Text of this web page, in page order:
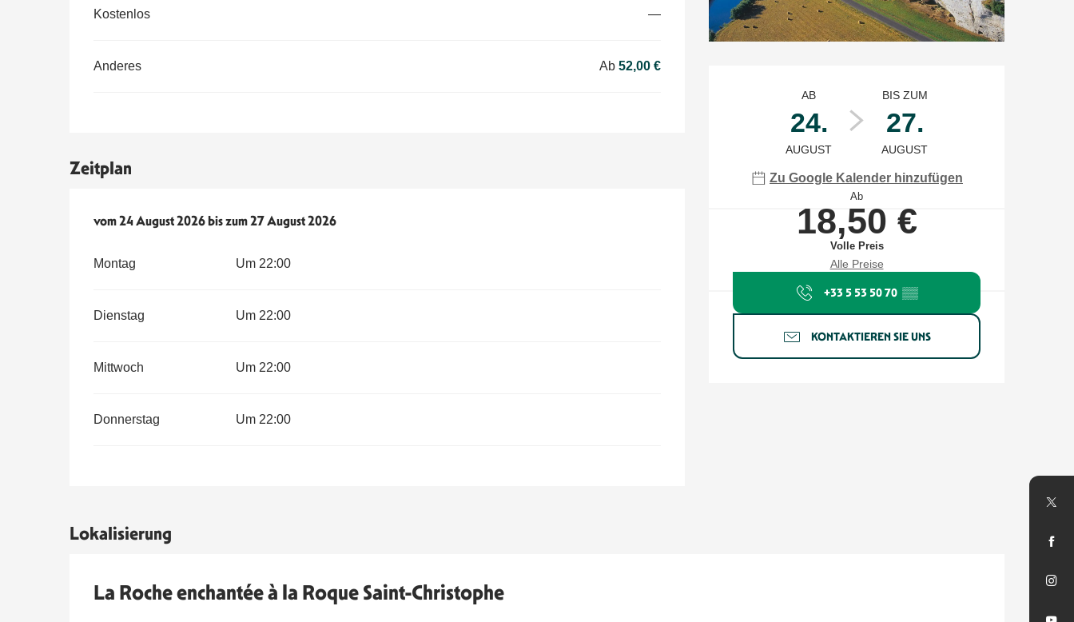
Öffnungszeiten &
AB
24.
AUGUST
BIS ZUM
27.
AUGUST
Zu Google Kalender hinzufügen
Ab
18,50 €
Volle Preis
Alle Preise
+33 5 53 50 70 ▒▒
KONTAKTIEREN SIE UNS
Kostenlos —
Anderes Ab52,00 €
Zeitplan
vom24 August 2026bis zum27 August 2026
vom24 August 2026bis zum27 August 2026
Montag Um 22:00
Dienstag Um 22:00
Mittwoch Um 22:00
Donnerstag Um 22:00
Lokalisierung
La Roche enchantée à la Roque Saint-Christophe